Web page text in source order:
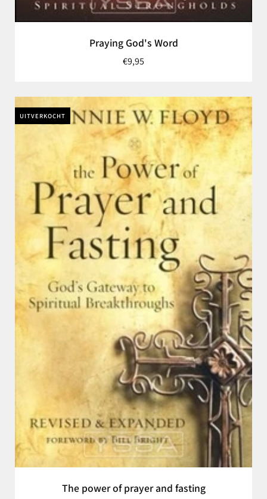
Praying God's Word
€9,95
UITVERKOCHT
The power of prayer and fasting